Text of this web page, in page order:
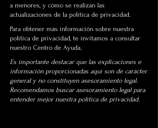
a menores, y cómo se realizan las
actualizaciones de la política de privacidad.
Para obtener más información sobre nuestra
política de privacidad, te invitamos a consultar
nuestro Centro de Ayuda.
Es importante destacar que las explicaciones e
información proporcionadas aquí son de carácter
general y no constituyen asesoramiento legal.
Recomendamos buscar asesoramiento legal para
entender mejor nuestra política de privacidad.